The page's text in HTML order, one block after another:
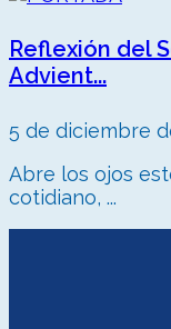
Reflexión del
Advient...
5 de diciembre
Abre los ojos
cotidiano, ...